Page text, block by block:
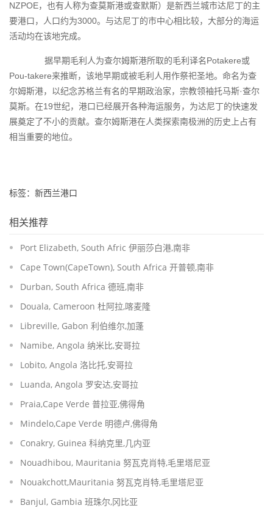
NZPOE，也有人称为查莫斯港或查默斯）是新西兰城市达尼丁的主
要港口，人口约为3000。 与达尼丁的市中心相比较，大部分的海运
活动均在该地完成。
据早期毛利人为查尔姆斯港所取的毛利译名Potakere或
Pou-takere来推断，该地早期或被毛利人用作祭祀圣地。 命名为查
尔姆斯港，以纪念苏格兰有名的早期政治家，宗教领袖托马斯·查尔
莫斯。 在19世纪，港口已经展开各种海运服务，为达尼丁的快速发
展奠定了不小的贡献。查尔姆斯港在人类探索南极洲的历史上占有
相当重要的地位。
标签：新西兰港口
相关推荐
Port Elizabeth, South Afric 伊丽莎白港,南非
Cape Town(CapeTown), South Africa 开普顿,南非
Durban, South Africa 德班,南非
Douala, Cameroon 杜阿拉,喀麦隆
Libreville, Gabon 利伯维尔,加蓬
Namibe, Angola 纳米比,安哥拉
Lobito, Angola 洛比托,安哥拉
Luanda, Angola 罗安达,安哥拉
Praia,Cape Verde 普拉亚,佛得角
Mindelo,Cape Verde 明德卢,佛得角
Conakry, Guinea 科纳克里,几内亚
Nouadhibou, Mauritania 努瓦克肖特,毛里塔尼亚
Nouakchott,Mauritania 努瓦克肖特,毛里塔尼亚
Banjul, Gambia 班珠尔,冈比亚